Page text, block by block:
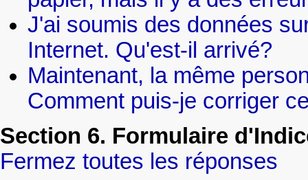
J'ai soumis des données
Internet. Qu'est-il arrivé?
Maintenant, la même
Comment puis-je corriger
Section 6. Formulaire
Fermez toutes les réponses